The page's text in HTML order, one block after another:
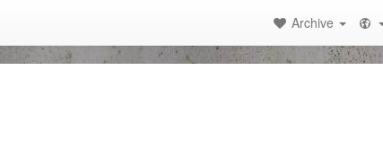
Archive